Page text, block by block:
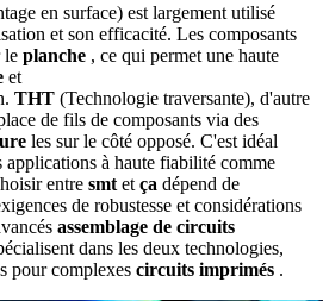
en surface) est largement utilisé
et son efficacité. Les composants
le planche , ce qui permet une haute
et
THT (Technologie traversante), d'autre
de fils de composants via des
les sur le côté opposé. C'est idéal
applications à haute fiabilité comme
entre smt et ça dépend de
de robustesse et considérations
assemblage de circuits
dans les deux technologies,
pour complexes circuits imprimés .